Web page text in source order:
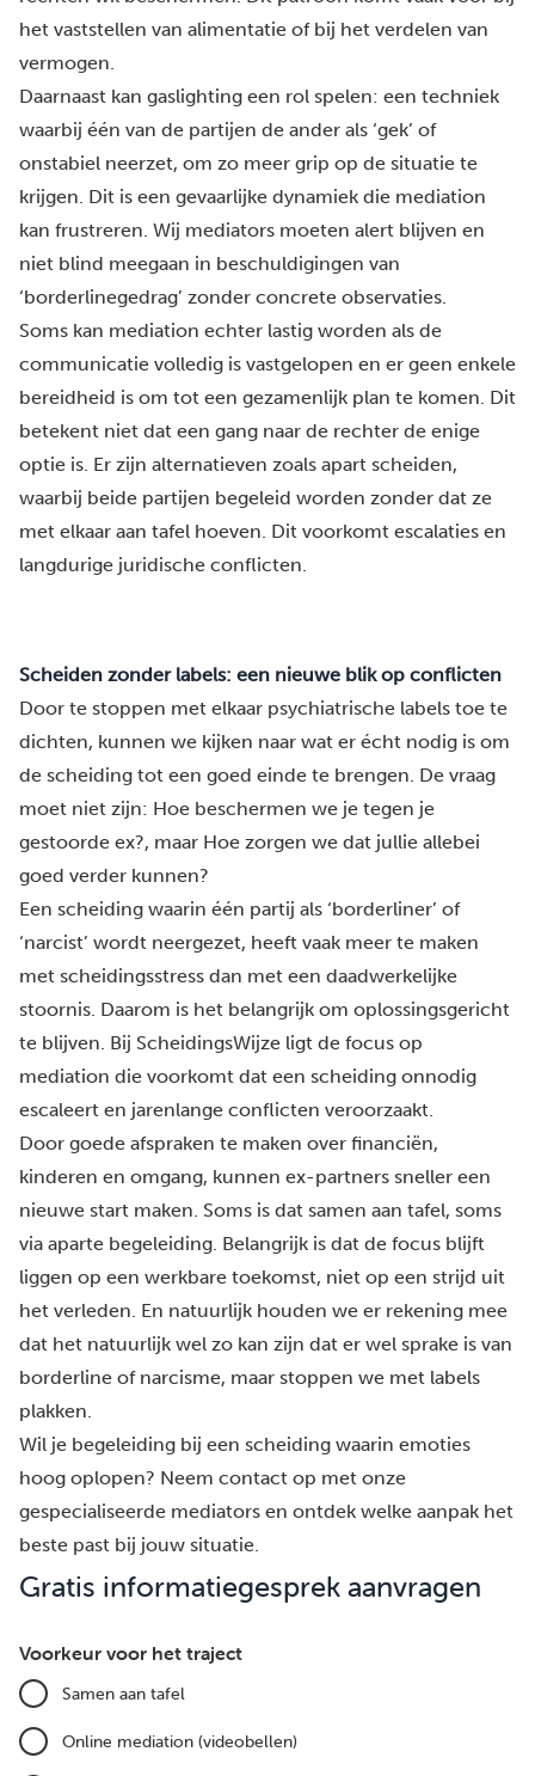
het vaststellen van alimentatie of bij het verdelen van
vermogen.
Daarnaast kan gaslighting een rol spelen: een techniek
waarbij één van de partijen de ander als ‘gek’ of
onstabiel neerzet, om zo meer grip op de situatie te
krijgen. Dit is een gevaarlijke dynamiek die mediation
kan frustreren. Wij mediators moeten alert blijven en
niet blind meegaan in beschuldigingen van
‘borderlinegedrag’ zonder concrete observaties.
Soms kan mediation echter lastig worden als de
communicatie volledig is vastgelopen en er geen enkele
bereidheid is om tot een gezamenlijk plan te komen. Dit
betekent niet dat een gang naar de rechter de enige
optie is. Er zijn alternatieven zoals apart scheiden,
waarbij beide partijen begeleid worden zonder dat ze
met elkaar aan tafel hoeven. Dit voorkomt escalaties en
langdurige juridische conflicten.
Scheiden zonder labels: een nieuwe blik op conflicten
Door te stoppen met elkaar psychiatrische labels toe te
dichten, kunnen we kijken naar wat er écht nodig is om
de scheiding tot een goed einde te brengen. De vraag
moet niet zijn: Hoe beschermen we je tegen je
gestoorde ex?, maar Hoe zorgen we dat jullie allebei
goed verder kunnen?
Een scheiding waarin één partij als ‘borderliner’ of
‘narcist’ wordt neergezet, heeft vaak meer te maken
met scheidingsstress dan met een daadwerkelijke
stoornis. Daarom is het belangrijk om oplossingsgericht
te blijven. Bij ScheidingsWijze ligt de focus op
mediation die voorkomt dat een scheiding onnodig
escaleert en jarenlange conflicten veroorzaakt.
Door goede afspraken te maken over financiën,
kinderen en omgang, kunnen ex-partners sneller een
nieuwe start maken. Soms is dat samen aan tafel, soms
via aparte begeleiding. Belangrijk is dat de focus blijft
liggen op een werkbare toekomst, niet op een strijd uit
het verleden. En natuurlijk houden we er rekening mee
dat het natuurlijk wel zo kan zijn dat er wel sprake is van
borderline of narcisme, maar stoppen we met labels
plakken.
Wil je begeleiding bij een scheiding waarin emoties
hoog oplopen? Neem contact op met onze
gespecialiseerde mediators en ontdek welke aanpak het
beste past bij jouw situatie.
Gratis informatiegesprek aanvragen
Voorkeur voor het traject
Samen aan tafel
Online mediation (videobellen)